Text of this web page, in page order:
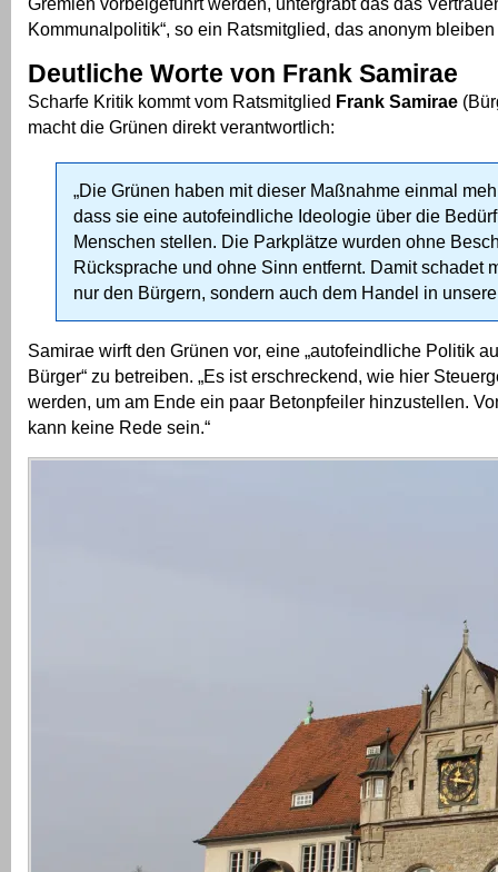
Kommunalpolitik“, so ein Ratsmitglied, das anonym
Deutliche Worte von Frank Samirae
Scharfe Kritik kommt vom Ratsmitglied Frank Samirae
macht die Grünen direkt verantwortlich:
„Die Grünen haben mit dieser Maßnahme einmal
dass sie eine autofeindliche Ideologie über die
Menschen stellen. Die Parkplätze wurden ohne
Rücksprache und ohne Sinn entfernt. Damit schadet
nur den Bürgern, sondern auch dem Handel in
Samirae wirft den Grünen vor, eine „autofeindliche Politik
Bürger“ zu betreiben. „Es ist erschreckend, wie hier
werden, um am Ende ein paar Betonpfeiler hinzustellen.
kann keine Rede sein.“